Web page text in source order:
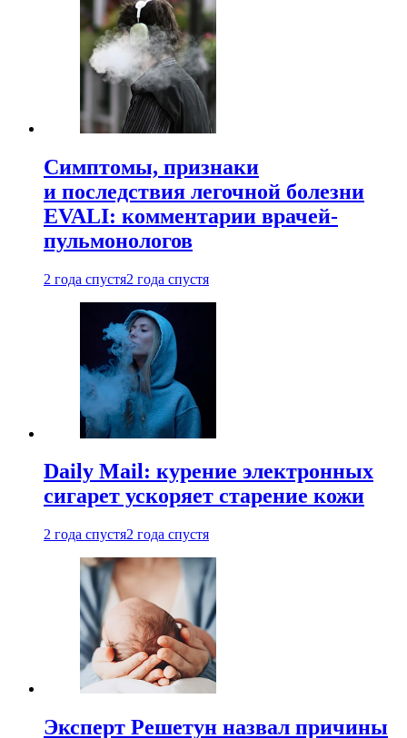
Симптомы, признаки
и последствия легочной болезни
EVALI: комментарии врачей-
пульмонологов
2 года спустя2 года спустя
Daily Mail: курение электронных
сигарет ускоряет старение кожи
2 года спустя2 года спустя
Эксперт Решетун назвал причины